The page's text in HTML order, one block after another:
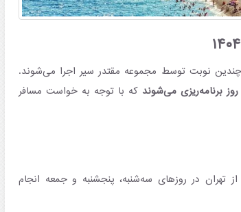
منظم و در چندین نوبت توسط مجموعه مقتدر سیر اجرا می‌شوند.
که با توجه به خواست مسافر
تهران در روزهای سه‌شنبه، پنجشنبه و جمعه انجام